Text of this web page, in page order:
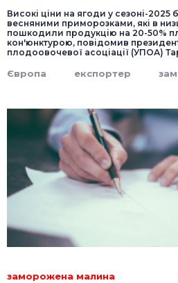
Високі ціни на ягоди у сезоні-2025
весняними приморозками, які в
пошкодили продукцію на 20-50%
кон'юнктурою, повідомив
плодоовочевої асоціації (УПОА)
Європа експортер
заморожена малина